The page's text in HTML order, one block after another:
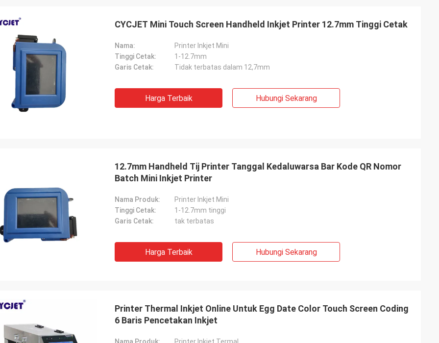
CYCJET Mini Touch Screen Handheld Inkjet Printer 12.7mm Tinggi Cetak
Nama:
Printer Inkjet Mini
Tinggi Cetak:
1-12.7mm
Garis Cetak:
Tidak terbatas dalam 12,7mm
Harga Terbaik Hubungi Sekarang
12.7mm Handheld Tij Printer Tanggal Kedaluwarsa Bar Kode QR Nomor
Batch Mini Inkjet Printer
Nama Produk:
Printer Inkjet Mini
Tinggi Cetak:
1-12.7mm tinggi
Garis Cetak:
tak terbatas
Harga Terbaik Hubungi Sekarang
Printer Thermal Inkjet Online Untuk Egg Date Color Touch Screen Coding
6 Baris Pencetakan Inkjet